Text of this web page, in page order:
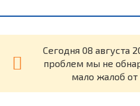
Cегодня 08 августа
проблем мы не
мало жалоб от